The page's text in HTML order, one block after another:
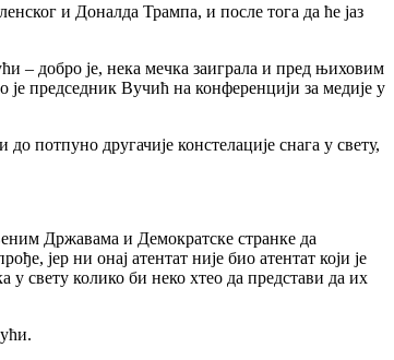
и Доналда Трампа, и после тога да ће јаз
– добро је, нека мечка заиграла и пред њиховим
председник Вучић на конференцији за медије у
потпуно другачије констелације снага у свету,
Државама и Демократске странке да
јер ни онај атентат није био атентат који је
у свету колико би неко хтео да представи да их